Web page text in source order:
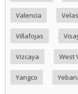
Valencia
Villafojas
Vizcaya West
Yangco